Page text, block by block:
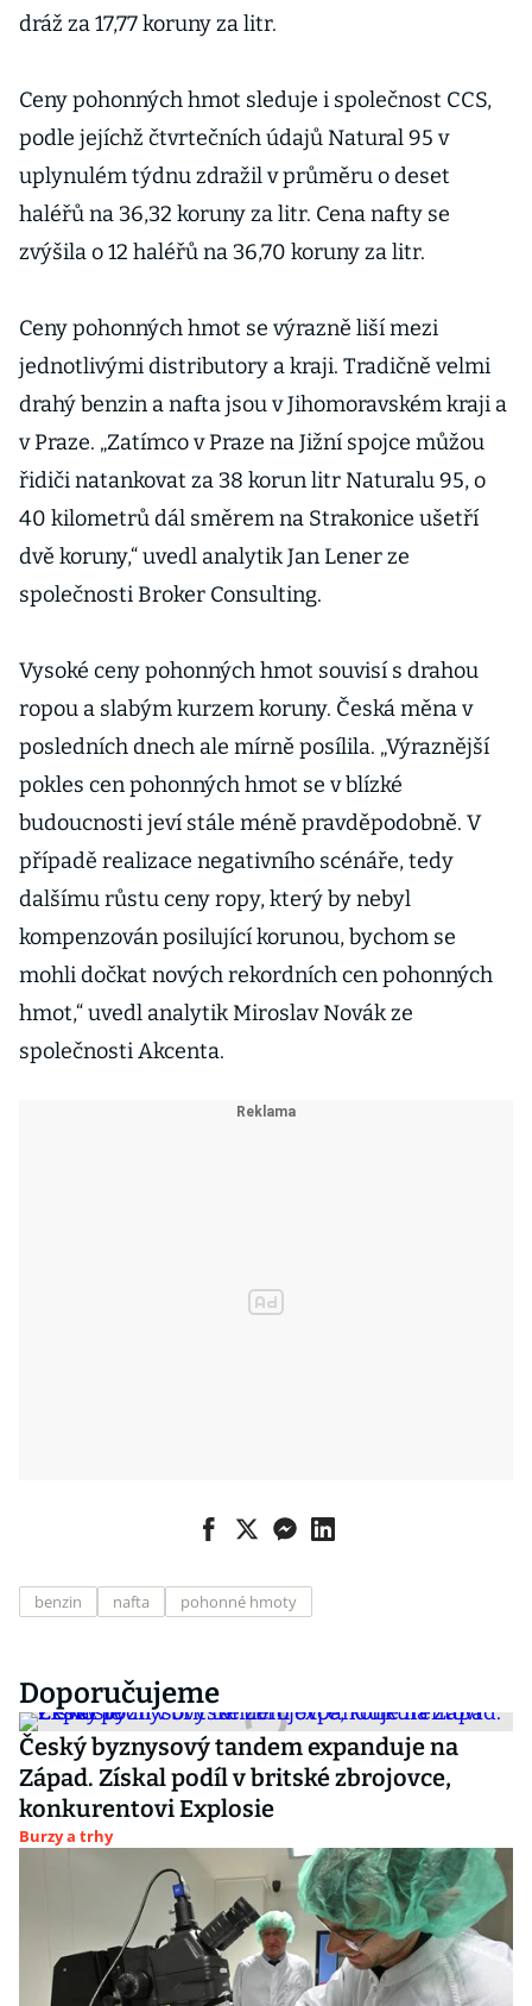
dráž za 17,77 koruny za litr.
Ceny pohonných hmot sleduje i společnost CCS,
podle jejíchž čtvrtečních údajů Natural 95 v
uplynulém týdnu zdražil v průměru o deset
haléřů na 36,32 koruny za litr. Cena nafty se
zvýšila o 12 haléřů na 36,70 koruny za litr.
Ceny pohonných hmot se výrazně liší mezi
jednotlivými distributory a kraji. Tradičně velmi
drahý benzin a nafta jsou v Jihomoravském kraji a
v Praze. „Zatímco v Praze na Jižní spojce můžou
řidiči natankovat za 38 korun litr Naturalu 95, o
40 kilometrů dál směrem na Strakonice ušetří
dvě koruny,“ uvedl analytik Jan Lener ze
společnosti Broker Consulting.
Vysoké ceny pohonných hmot souvisí s drahou
ropou a slabým kurzem koruny. Česká měna v
posledních dnech ale mírně posílila. „Výraznější
pokles cen pohonných hmot se v blízké
budoucnosti jeví stále méně pravděpodobně. V
případě realizace negativního scénáře, tedy
dalšímu růstu ceny ropy, který by nebyl
kompenzován posilující korunou, bychom se
mohli dočkat nových rekordních cen pohonných
hmot,“ uvedl analytik Miroslav Novák ze
společnosti Akcenta.
benzin nafta pohonné hmoty
Doporučujeme
Český byznysový tandem expanduje na
Západ. Získal podíl v britské zbrojovce,
konkurentovi Explosie
Burzy a trhy